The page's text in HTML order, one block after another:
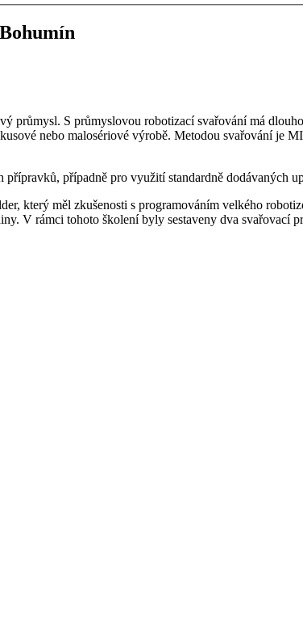
S průmyslovou robotizací svařování má
nebo malosériové výrobě. Metodou svařování je
přípravků, případně pro využití standardně dodávaných
který měl zkušenosti s programováním velkého
V rámci tohoto školení byly sestaveny dva svařovací